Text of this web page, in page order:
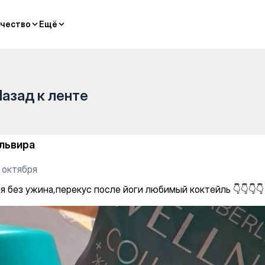
Ещё
Ещёйоги любимый
к ленте
октября
без ужина,перекус после йоги любимый коктейль 👇👇👇👇